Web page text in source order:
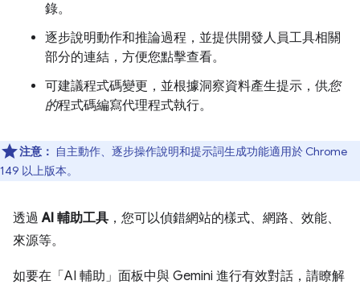
錄。
逐步說明動作和推論過程，並提供開發人員工具相關
部分的連結，方便您點擊查看。
可建議程式碼變更，並根據洞察資料產生提示，供您
的程式碼編寫代理程式執行。
注意： 自主動作、逐步操作說明和提示詞生成功能適用於 Chrome
149 以上版本。
透過AI 輔助工具 ，您可以偵錯網站的樣式、網路、效能、
來源等。
如要在「AI 輔助」 面板中與 Gemini 進行有效對話，請瞭解